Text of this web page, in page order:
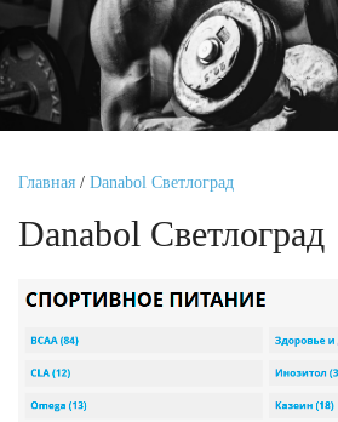
Главная / Danabol Светлоград
Danabol Светлоград